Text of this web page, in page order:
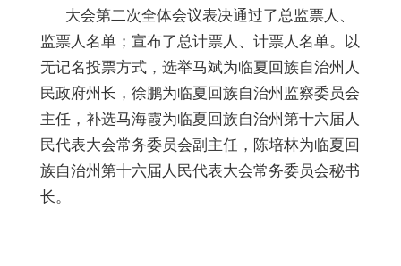
大会第二次全体会议表决通过了总监票人、
监票人名单；宣布了总计票人、计票人名单。以
无记名投票方式，选举马斌为临夏回族自治州人
民政府州长，徐鹏为临夏回族自治州监察委员会
主任，补选马海霞为临夏回族自治州第十六届人
民代表大会常务委员会副主任，陈培林为临夏回
族自治州第十六届人民代表大会常务委员会秘书
长。